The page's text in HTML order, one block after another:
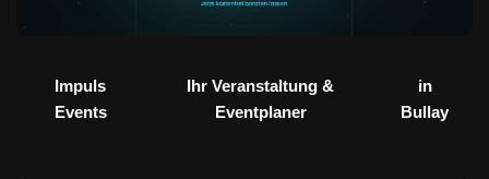
Impuls
Events
Ihr Veranstaltung &
Eventplaner
in
Bullay